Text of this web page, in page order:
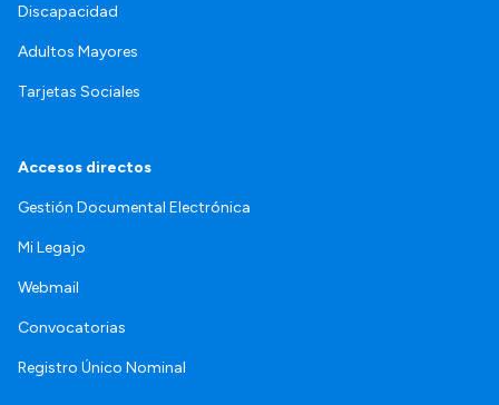
Discapacidad
Adultos Mayores
Tarjetas Sociales
Accesos directos
Gestión Documental Electrónica
Mi Legajo
Webmail
Convocatorias
Registro Único Nominal